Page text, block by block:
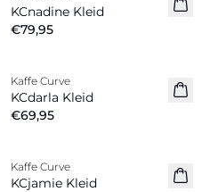
KCnadine Kleid
€79,95
Neuheiten
Kaffe Curve
KCdarla Kleid
€69,95
Neuheiten
Kaffe Curve
KCjamie Kleid